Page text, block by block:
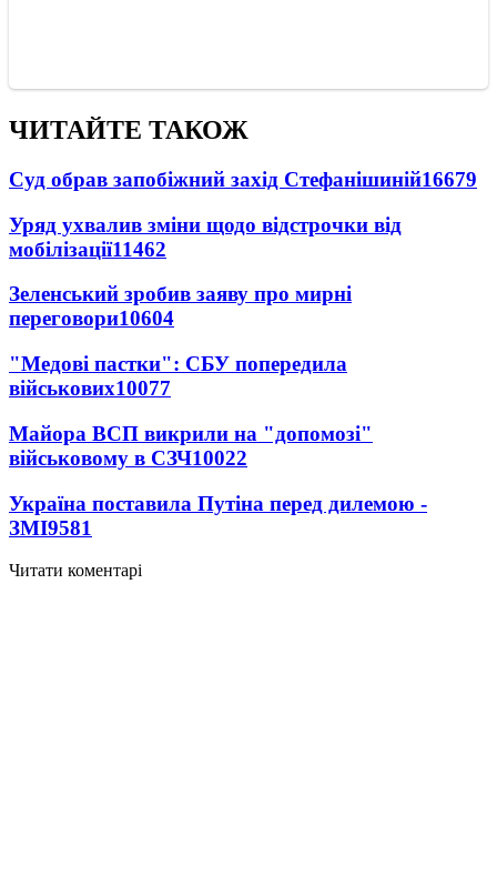
ЧИТАЙТЕ ТАКОЖ
Суд обрав запобіжний захід Стефанішиній16679
Уряд ухвалив зміни щодо відстрочки від
мобілізації11462
Зеленський зробив заяву про мирні
переговори10604
"Медові пастки": СБУ попередила
військових10077
Майора ВСП викрили на "допомозі"
військовому в СЗЧ10022
Україна поставила Путіна перед дилемою -
ЗМІ9581
Читати коментарі